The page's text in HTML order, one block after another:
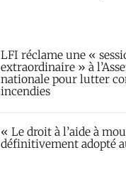
LFI réclame une «
extraordinaire » à
nationale pour lutter
incendies
« Le droit à l’aide à
définitivement adopté